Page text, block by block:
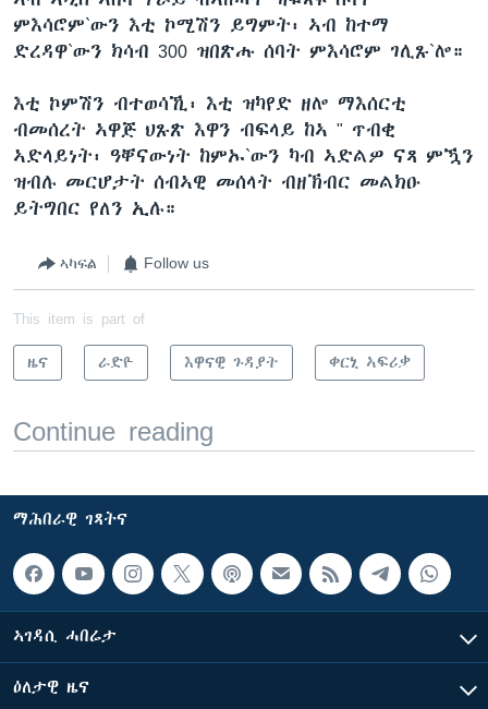
ምእሳሮም`ውን እቲ ኮሚሽን ይግምት፡ ኣብ ከተማ
ድረዳዋ`ውን ክሳብ 300 ዝበጽሑ ሰባት ምእሳሮም ገሊጹ`ሎ።
እቲ ኮምሽን ብተወሳኺ፡ እቲ ዝካየድ ዘሎ ማእሰርቲ
ብመሰረት ኣዋጅ ህጹጽ እዋን ብፍላይ ከኣ " ጥብቂ
ኣድላይነት፡ ዓቐናውነት ከምኡ`ውን ካብ ኣድልዎ ናጻ ምዃን
ዝብሉ መርሆታት ሰብኣዊ መሰላት ብዘኽብር መልክዑ
ይትግበር የለን ኢሉ።
ኣካፍል Follow us
This item is part of
ዜና ራድዮ እዋናዊ ጉዳያት ቀርኒ ኣፍሪቃ
Continue reading
ማሕበራዊ ገጻትና
ኣገዳሲ ሓበሬታ
ዕለታዊ ዜና